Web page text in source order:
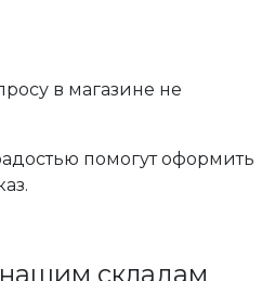
в магазине не
помогут оформить
складам